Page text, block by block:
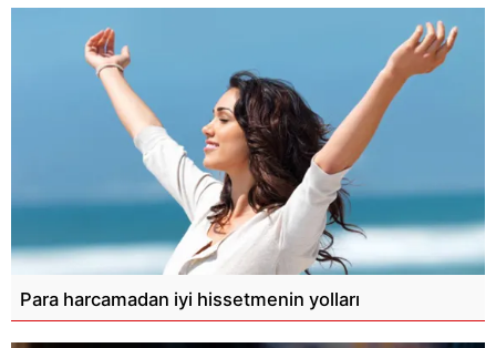
Para harcamadan iyi hissetmenin yolları